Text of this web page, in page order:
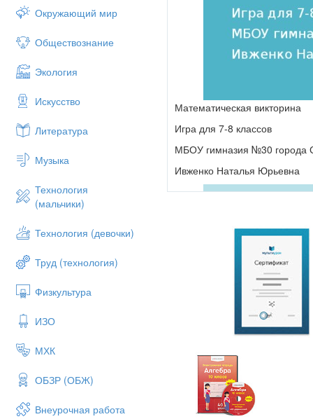
Окружающий мир
Обществознание
Экология
Искусство
Литература
Музыка
Технология
(мальчики)
Технология (девочки)
Труд (технология)
Физкультура
ИЗО
МХК
ОБЗР (ОБЖ)
Внеурочная работа
Сумма каких двух
Как называется отрезок,
Диаметр
8б
Крышка стола имеет четыре
5
На озере росли лилии.
Кто тяжелее? Первый людоед,
Какое число нужно увеличить
Математическая викторина
Игра для 7-8 классов
МБОУ гимназия №30 города
Ивженко Наталья Юрьевна